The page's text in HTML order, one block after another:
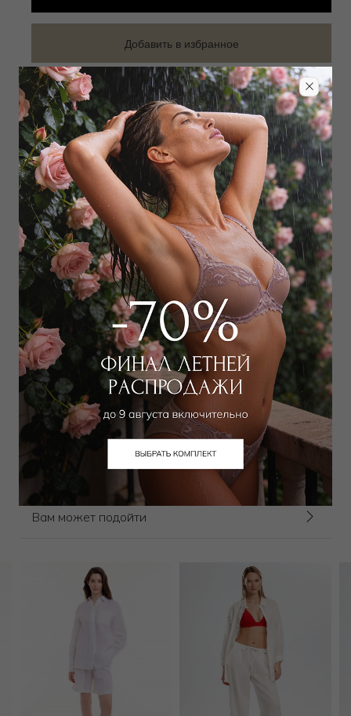
Дополнить образ
Шорты
21 000 ₽ 13 050 ₽
Добавить в избранное
Забронировать в магазине
Вам может подойти